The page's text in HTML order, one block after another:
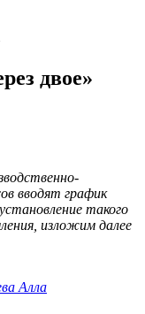
двое»
вводят график
такого
изложим далее
Алла